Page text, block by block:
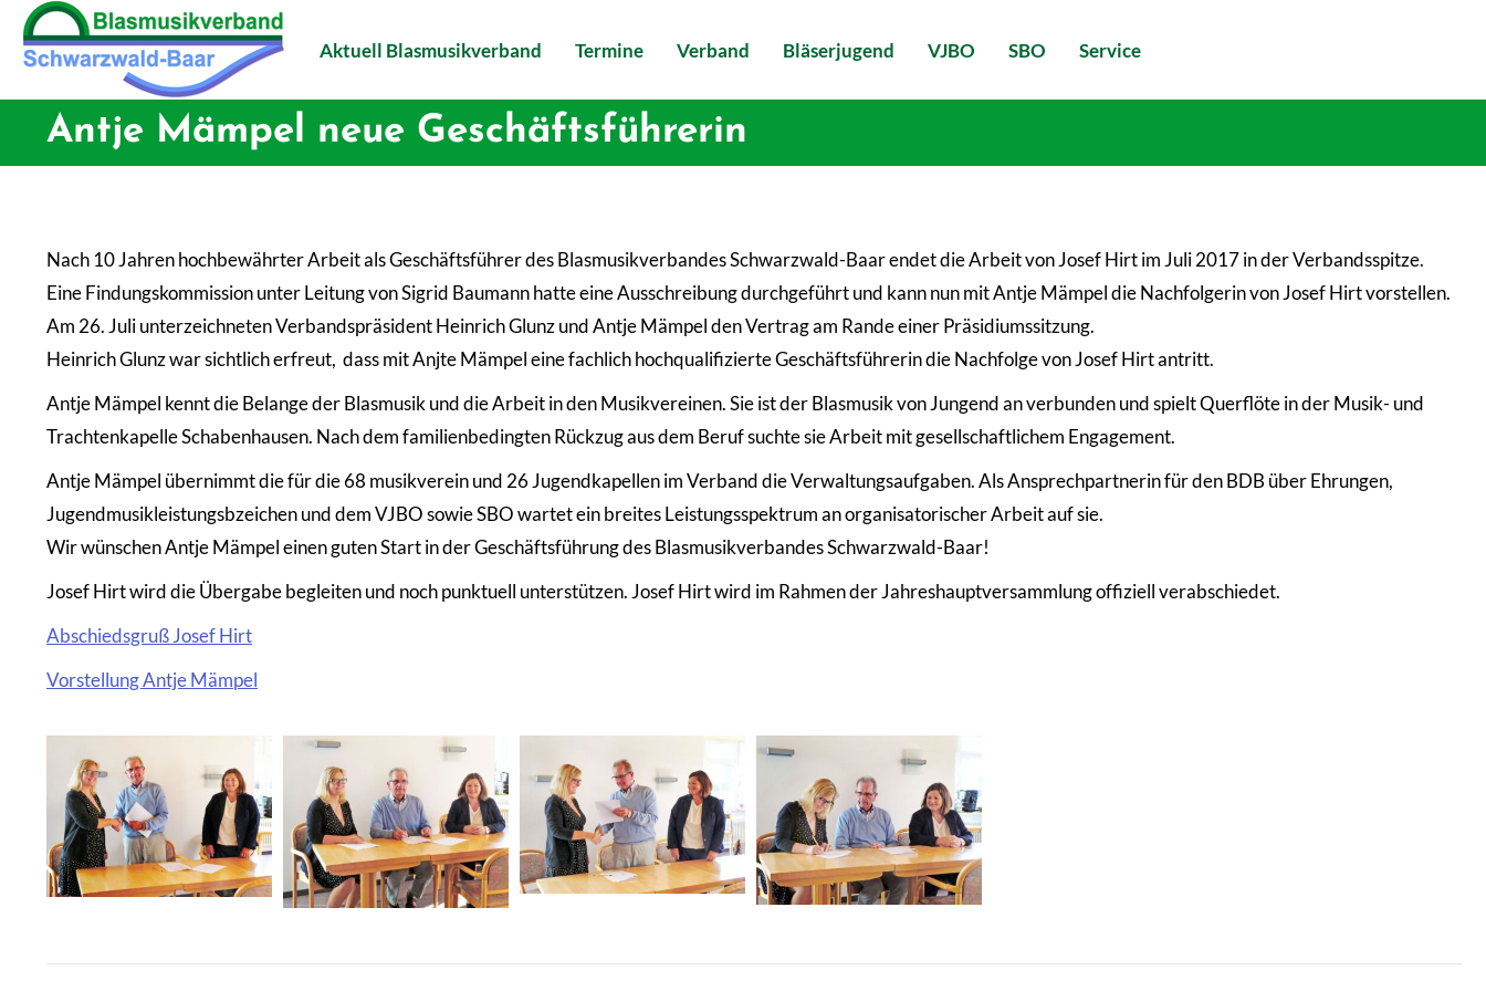
Aktuell Blasmusikverband Termine Verband Bläserjugend VJBO SBO Service
Antje Mämpel neue Geschäftsführerin
Nach 10 Jahren hochbewährter Arbeit als Geschäftsführer des Blasmusikverbandes Schwarzwald-Baar endet die Arbeit von Josef Hirt im Juli 2017 in der Verbandsspitze.
Eine Findungskommission unter Leitung von Sigrid Baumann hatte eine Ausschreibung durchgeführt und kann nun mit Antje Mämpel die Nachfolgerin von Josef Hirt vorstellen.
Am 26. Juli unterzeichneten Verbandspräsident Heinrich Glunz und Antje Mämpel den Vertrag am Rande einer Präsidiumssitzung.
Heinrich Glunz war sichtlich erfreut, dass mit Anjte Mämpel eine fachlich hochqualifizierte Geschäftsführerin die Nachfolge von Josef Hirt antritt.
Antje Mämpel kennt die Belange der Blasmusik und die Arbeit in den Musikvereinen. Sie ist der Blasmusik von Jungend an verbunden und spielt Querflöte in der Musik- und
Trachtenkapelle Schabenhausen. Nach dem familienbedingten Rückzug aus dem Beruf suchte sie Arbeit mit gesellschaftlichem Engagement.
Antje Mämpel übernimmt die für die 68 musikverein und 26 Jugendkapellen im Verband die Verwaltungsaufgaben. Als Ansprechpartnerin für den BDB über Ehrungen,
Jugendmusikleistungsbzeichen und dem VJBO sowie SBO wartet ein breites Leistungsspektrum an organisatorischer Arbeit auf sie.
Wir wünschen Antje Mämpel einen guten Start in der Geschäftsführung des Blasmusikverbandes Schwarzwald-Baar!
Josef Hirt wird die Übergabe begleiten und noch punktuell unterstützen. Josef Hirt wird im Rahmen der Jahreshauptversammlung offiziell verabschiedet.
Abschiedsgruß Josef Hirt
Vorstellung Antje Mämpel